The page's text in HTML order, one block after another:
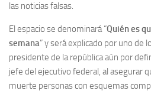
las noticias falsas.
El espacio se denominará “Quién es
semana” y será explicado por uno de
presidente de la república aún por
jefe del ejecutivo federal, al asegurar
muerte personas con esquemas